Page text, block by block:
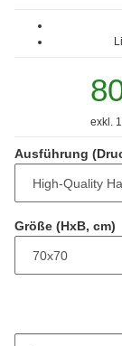
exkl.
Ausführung
Größe (HxB, cm)